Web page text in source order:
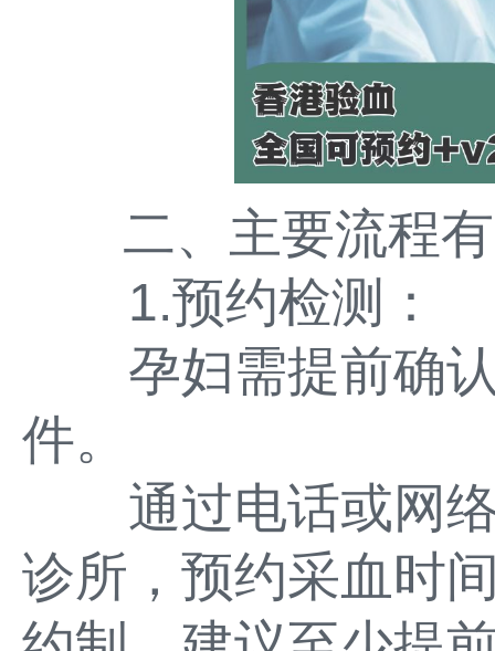
二、主要流程有
1.预约检测：
孕妇需提前确认
件。
通过电话或网络
诊所，预约采血时